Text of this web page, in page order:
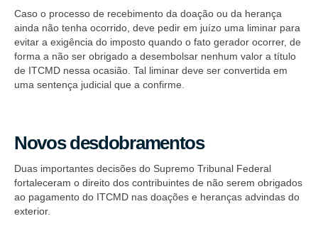
Caso o processo de recebimento da doação ou da herança
ainda não tenha ocorrido, deve pedir em juízo uma liminar para
evitar a exigência do imposto quando o fato gerador ocorrer, de
forma a não ser obrigado a desembolsar nenhum valor a título
de ITCMD nessa ocasião. Tal liminar deve ser convertida em
uma sentença judicial que a confirme.
Novos desdobramentos
Duas importantes decisões do Supremo Tribunal Federal
fortaleceram o direito dos contribuintes de não serem obrigados
ao pagamento do ITCMD nas doações e heranças advindas do
exterior.